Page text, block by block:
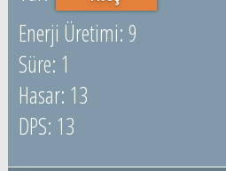
9
1
13
13